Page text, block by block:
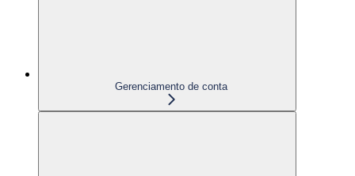
Gerenciamento de conta